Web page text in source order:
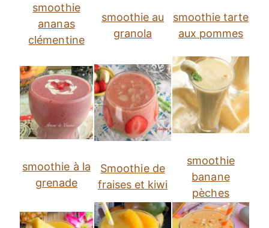
smoothie
ananas
clémentine
smoothie au
granola
smoothie tarte
aux pommes
smoothie à la
grenade
Smoothie de
fraises et kiwi
smoothie
banane
pèches